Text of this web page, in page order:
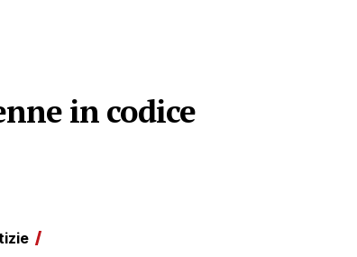
in codice